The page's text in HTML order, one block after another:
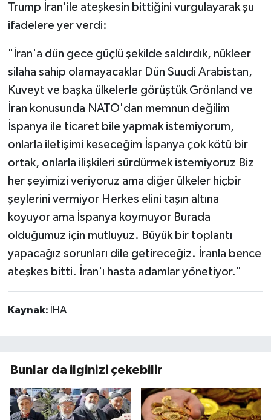
Trump İran'ile ateşkesin bittiğini vurgulayarak şu
ifadelere yer verdi:
"İran'a dün gece güçlü şekilde saldırdık, nükleer
silaha sahip olamayacaklar Dün Suudi Arabistan,
Kuveyt ve başka ülkelerle görüştük Grönland ve
İran konusunda NATO'dan memnun değilim
İspanya ile ticaret bile yapmak istemiyorum,
onlarla iletişimi keseceğim İspanya çok kötü bir
ortak, onlarla ilişkileri sürdürmek istemiyoruz Biz
her şeyimizi veriyoruz ama diğer ülkeler hiçbir
şeylerini vermiyor Herkes elini taşın altına
koyuyor ama İspanya koymuyor Burada
olduğumuz için mutluyuz. Büyük bir toplantı
yapacağız sorunları dile getireceğiz. İranla bence
ateşkes bitti. İran'ı hasta adamlar yönetiyor."
Kaynak: İHA
Bunlar da ilginizi çekebilir